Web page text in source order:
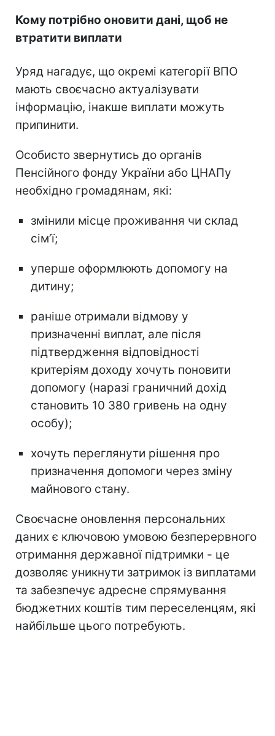
Кому потрібно оновити дані, щоб не
втратити виплати
Уряд нагадує, що окремі категорії ВПО
мають своєчасно актуалізувати
інформацію, інакше виплати можуть
припинити.
Особисто звернутись до органів
Пенсійного фонду України або ЦНАПу
необхідно громадянам, які:
змінили місце проживання чи склад
сімʼї;
уперше оформлюють допомогу на
дитину;
раніше отримали відмову у
призначенні виплат, але після
підтвердження відповідності
критеріям доходу хочуть поновити
допомогу (наразі граничний дохід
становить 10 380 гривень на одну
особу);
хочуть переглянути рішення про
призначення допомоги через зміну
майнового стану.
Своєчасне оновлення персональних
даних є ключовою умовою безперервного
отримання державної підтримки - це
дозволяє уникнути затримок із виплатами
та забезпечує адресне спрямування
бюджетних коштів тим переселенцям, які
найбільше цього потребують.